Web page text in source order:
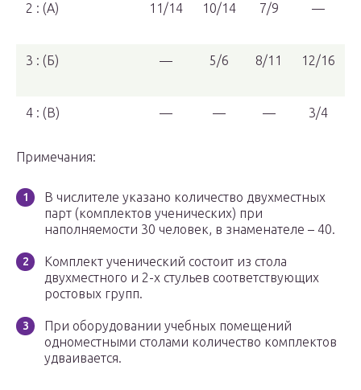
2 : (А) 11/14 10/14 7/9 —
3 : (Б) — 5/6 8/11 12/16
4 : (В) — — — 3/4
Примечания:
В числителе указано количество двухместных
парт (комплектов ученических) при
наполняемости 30 человек, в знаменателе – 40.
Комплект ученический состоит из стола
двухместного и 2-х стульев соответствующих
ростовых групп.
При оборудовании учебных помещений
одноместными столами количество комплектов
удваивается.